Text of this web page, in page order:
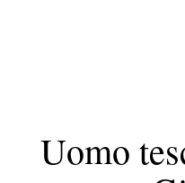
Uomo